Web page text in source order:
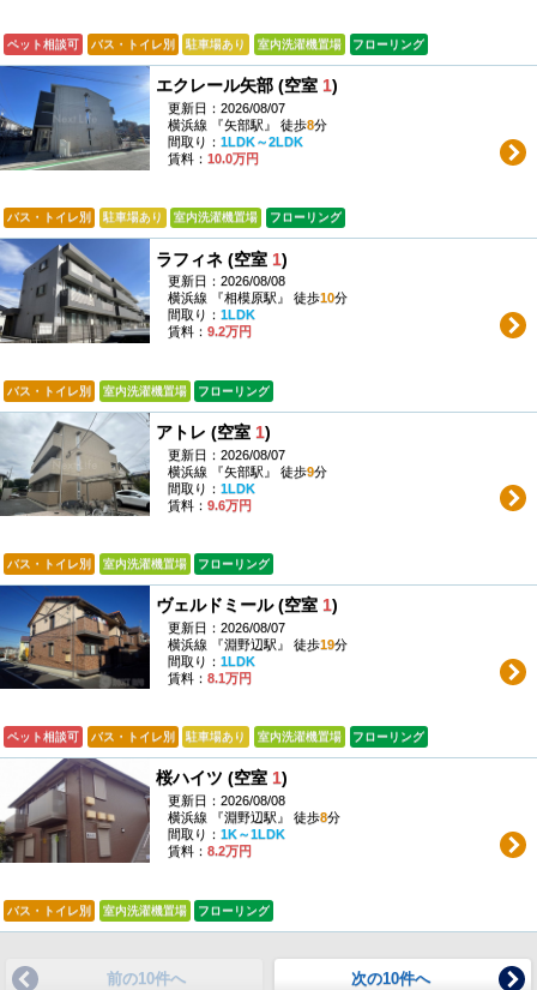
ペット相談可 バス・トイレ別 駐車場あり 室内洗濯機置場 フローリング
エクレール矢部 (空室 1)
更新日：2026/08/07
横浜線 『矢部駅』 徒歩8分
間取り： 1LDK～2LDK
賃料： 10.0万円
バス・トイレ別 駐車場あり 室内洗濯機置場 フローリング
ラフィネ (空室 1)
更新日：2026/08/08
横浜線 『相模原駅』 徒歩10分
間取り： 1LDK
賃料： 9.2万円
バス・トイレ別 室内洗濯機置場 フローリング
アトレ (空室 1)
更新日：2026/08/07
横浜線 『矢部駅』 徒歩9分
間取り： 1LDK
賃料： 9.6万円
バス・トイレ別 室内洗濯機置場 フローリング
ヴェルドミール (空室 1)
更新日：2026/08/07
横浜線 『淵野辺駅』 徒歩19分
間取り： 1LDK
賃料： 8.1万円
ペット相談可 バス・トイレ別 駐車場あり 室内洗濯機置場 フローリング
桜ハイツ (空室 1)
更新日：2026/08/08
横浜線 『淵野辺駅』 徒歩8分
間取り： 1K～1LDK
賃料： 8.2万円
バス・トイレ別 室内洗濯機置場 フローリング
前の10件へ 次の10件へ